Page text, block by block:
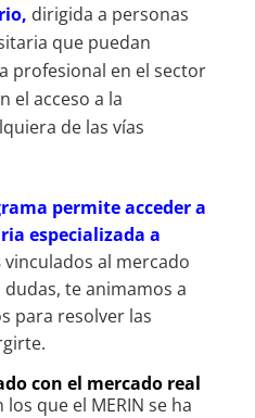
dirigida a personas
que puedan
profesional en el sector
el acceso a la
de las vías
permite acceder a
especializada a
vinculados al mercado
te animamos a
para resolver las
con el mercado real
que el MERIN se ha